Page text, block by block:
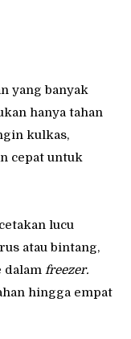
yang banyak
hanya tahan
kulkas,
cepat untuk
lucu
atau bintang,
dalam freezer.
hingga empat